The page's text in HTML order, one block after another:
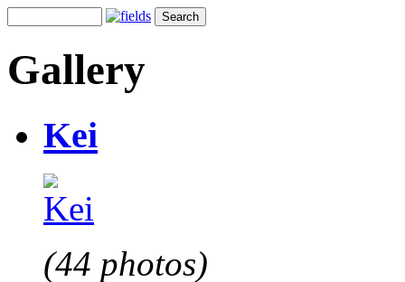
Gallery
Kei
(44 photos)